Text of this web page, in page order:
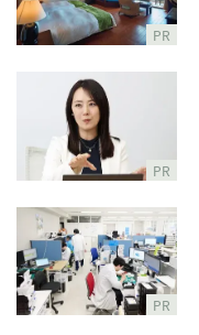
PR
PR
PR